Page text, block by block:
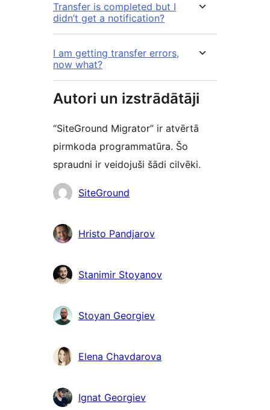
Transfer is completed but I
didn’t get a notification?
I am getting transfer errors,
now what?
Autori un izstrādātāji
“SiteGround Migrator” ir atvērtā
pirmkoda programmatūra. Šo
spraudni ir veidojuši šādi cilvēki.
Līdzdalībnieki
SiteGround
Hristo Pandjarov
Stanimir Stoyanov
Stoyan Georgiev
Elena Chavdarova
Ignat Georgiev